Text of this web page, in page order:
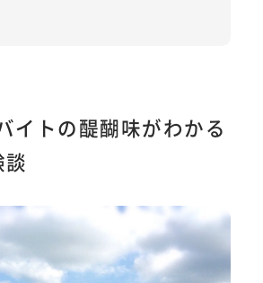
イトの醍醐味がわかる